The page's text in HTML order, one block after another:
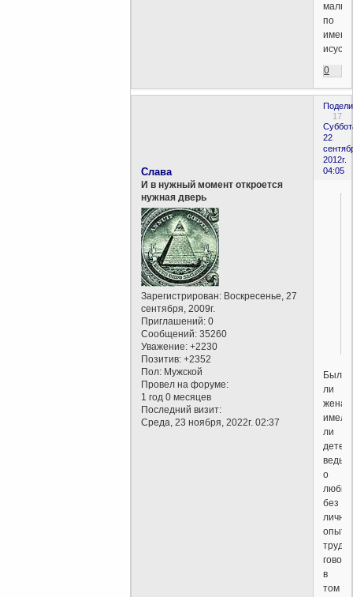
по
имени
0
17
22
2012г.
04:05
Слава
И в нужный момент откроется
нужная дверь
Зарегистрирован: Воскресенье, 27
сентября, 2009г.
Приглашений: 0
Сообщений: 35260
Уважение: +2230
Позитив: +2352
Пол: Мужской
Провел на форуме:
1 год 0 месяцев
Последний визит:
Среда, 23 ноября, 2022г. 02:37
Был
ли
женат,
имел
ли
детей,
ведь
о
любви
без
опыта
в
том